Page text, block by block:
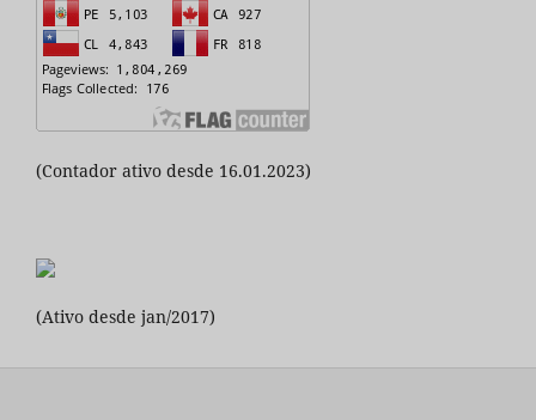
(Contador ativo desde 16.01.2023)
(Ativo desde jan/2017)